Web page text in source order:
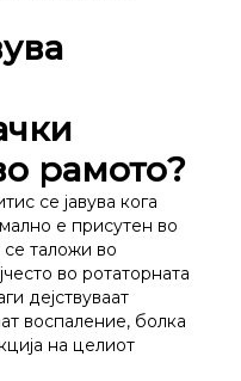
рамото?
се јавува кога
е присутен во
таложи во
во ротаторната
дејствуваат
воспаление, болка
на целиот